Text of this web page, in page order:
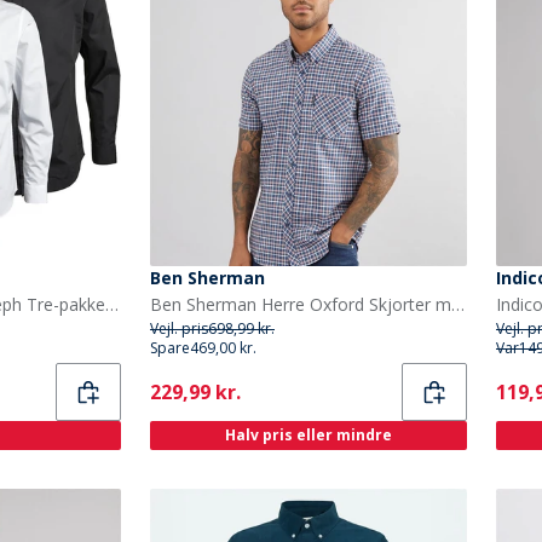
JACK & JONES Herre Joseph Tre-pakke Langærmede Skjorter Blå/Hvid/Sort
Ben Sherman
Ben Sherman Herre Oxford Skjorter med korte ærmer Blå
Vejl. pris698,99 kr.
Spare469,00 kr.
Current
229,99 kr.
Halv pris eller mindre
Vejl.
Var